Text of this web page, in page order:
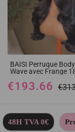
BAISI Perruque Body Wave
Wave avec Frange 18 Pouces
100% Vrais Cheveux
Code : BS120
€193.66
48H TVA 0€